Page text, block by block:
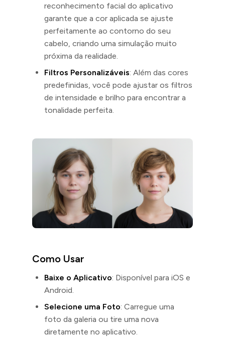
reconhecimento facial do aplicativo
garante que a cor aplicada se ajuste
perfeitamente ao contorno do seu
cabelo, criando uma simulação muito
próxima da realidade.
Filtros Personalizáveis: Além das cores
predefinidas, você pode ajustar os filtros
de intensidade e brilho para encontrar a
tonalidade perfeita.
Como Usar
Baixe o Aplicativo: Disponível para iOS e
Android.
Selecione uma Foto: Carregue uma
foto da galeria ou tire uma nova
diretamente no aplicativo.